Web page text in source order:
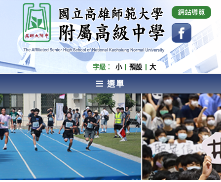
內
容
國立高雄師範大學附屬高級中學 Affiliated Senior
High School of National Kaohsiung Normal
University
字級： 小 預設 大
選單
AFFILIATED SENIOR HIGH SCHOOL OF NATIONAL
KAOHSIUNG NORMAL UNIVERSITY